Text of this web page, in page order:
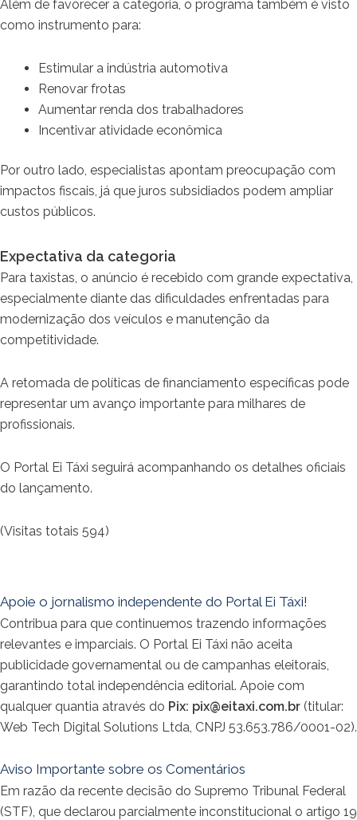
Além de favorecer a categoria, o programa também é visto
como instrumento para:
Estimular a indústria automotiva
Renovar frotas
Aumentar renda dos trabalhadores
Incentivar atividade econômica
Por outro lado, especialistas apontam preocupação com
impactos fiscais, já que juros subsidiados podem ampliar
custos públicos.
Expectativa da categoria
Para taxistas, o anúncio é recebido com grande expectativa,
especialmente diante das dificuldades enfrentadas para
modernização dos veículos e manutenção da
competitividade.
A retomada de políticas de financiamento específicas pode
representar um avanço importante para milhares de
profissionais.
O Portal Ei Táxi seguirá acompanhando os detalhes oficiais
do lançamento.
(Visitas totais 594)
Apoie o jornalismo independente do Portal Ei Táxi!
Contribua para que continuemos trazendo informações
relevantes e imparciais. O Portal Ei Táxi não aceita
publicidade governamental ou de campanhas eleitorais,
garantindo total independência editorial. Apoie com
qualquer quantia através do Pix: pix@eitaxi.com.br (titular:
Web Tech Digital Solutions Ltda, CNPJ 53.653.786/0001-02).
Aviso Importante sobre os Comentários
Em razão da recente decisão do Supremo Tribunal Federal
(STF), que declarou parcialmente inconstitucional o artigo 19